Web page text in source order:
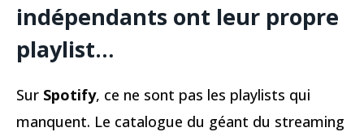
indépendants ont leur propre
playlist…
Sur Spotify, ce ne sont pas les playlists qui
manquent. Le catalogue du géant du streaming